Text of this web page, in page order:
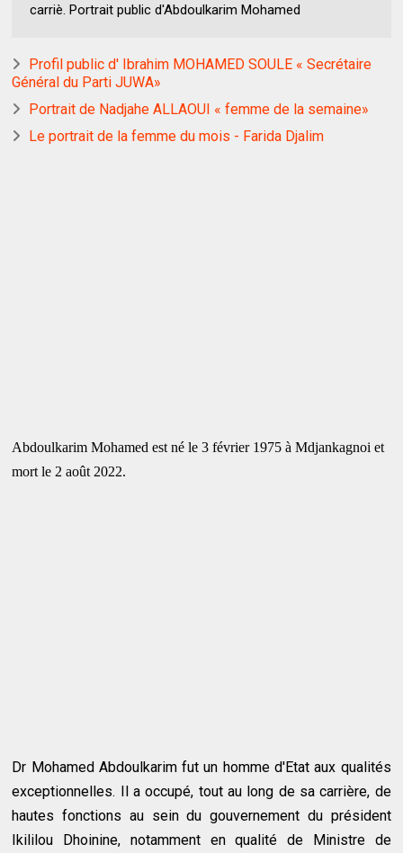
carriè. Portrait public d'Abdoulkarim Mohamed
Profil public d' Ibrahim MOHAMED SOULE « Secrétaire
Général du Parti JUWA»
Portrait de Nadjahe ALLAOUI « femme de la semaine»
Le portrait de la femme du mois - Farida Djalim
Abdoulkarim Mohamed est né le 3 février 1975 à Mdjankagnoi et
mort le 2 août 2022.
Dr Mohamed Abdoulkarim fut un homme d'Etat aux qualités
exceptionnelles. Il a occupé, tout au long de sa carrière, de
hautes fonctions au sein du gouvernement du président
Ikililou Dhoinine, notamment en qualité de Ministre de